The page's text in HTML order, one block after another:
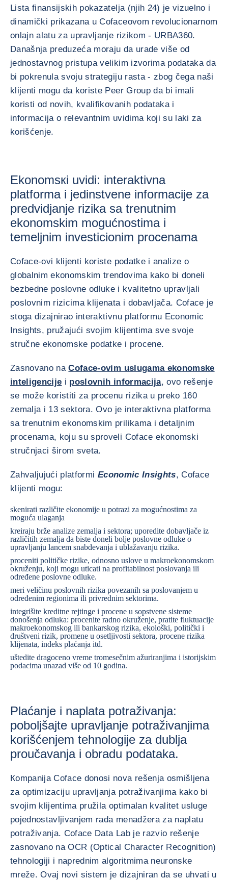
Lista finansijskih pokazatelja (njih 24) je vizuelno i
dinamički prikazana u Cofaceovom revolucionarnom
onlajn alatu za upravljanje rizikom - URBA360.
Današnja preduzeća moraju da urade više od
jednostavnog pristupa velikim izvorima podataka da
bi pokrenula svoju strategiju rasta - zbog čega naši
klijenti mogu da koriste Peer Group da bi imali
koristi od novih, kvalifikovanih podataka i
informacija o relevantnim uvidima koji su laki za
korišćenje.
Ekonomsкi uvidi: interaktivna
platforma i jedinstvene informacije za
predvidjanje rizika sa trenutnim
ekonomskim mogućnostima i
temeljnim investicionim procenama
Coface-ovi klijenti koriste podatke i analize o
globalnim ekonomskim trendovima kako bi doneli
bezbedne poslovne odluke i kvalitetno upravljali
poslovnim rizicima klijenata i dobavljača. Coface je
stoga dizajnirao interaktivnu platformu Economic
Insights, pružajući svojim klijentima sve svoje
stručne ekonomske podatke i procene.
Zasnovano naCoface-ovim uslugama ekonomske
inteligencije i poslovnih informacija, ovo rešenje
se može koristiti za procenu rizika u preko 160
zemalja i 13 sektora. Ovo je interaktivna platforma
sa trenutnim ekonomskim prilikama i detaljnim
procenama, koju su sproveli Coface ekonomski
stručnjaci širom sveta.
Zahvaljujući platformi Economic Insights, Coface
klijenti mogu:
skenirati različite ekonomije u potrazi za mogućnostima za
moguća ulaganja
kreiraju brže analize zemalja i sektora; uporedite dobavljače iz
različitih zemalja da biste doneli bolje poslovne odluke o
upravljanju lancem snabdevanja i ublažavanju rizika.
proceniti političke rizike, odnosno uslove u makroekonomskom
okruženju, koji mogu uticati na profitabilnost poslovanja ili
određene poslovne odluke.
meri veličinu poslovnih rizika povezanih sa poslovanjem u
određenim regionima ili privrednim sektorima.
integrišite kreditne rejtinge i procene u sopstvene sisteme
donošenja odluka: procenite radno okruženje, pratite fluktuacije
makroekonomskog ili bankarskog rizika, ekološki, politički i
društveni rizik, promene u osetljivosti sektora, procene rizika
klijenata, indeks plaćanja itd.
uštedite dragoceno vreme tromesečnim ažuriranjima i istorijskim
podacima unazad više od 10 godina.
Plaćanje i naplata potraživanja:
poboljšajte upravljanje potraživanjima
korišćenjem tehnologije za dublja
proučavanja i obradu podataka.
Кompanija Coface donosi nova rešenja osmišljena
za optimizaciju upravljanja potraživanjima kako bi
svojim klijentima pružila optimalan kvalitet usluge
pojednostavljivanjem rada menadžera za naplatu
potraživanja. Coface Data Lab je razvio rešenje
zasnovano na OCR (Optical Character Recognition)
tehnologiji i naprednim algoritmima neuronske
mreže. Ovaj novi sistem je dizajniran da se uhvati u